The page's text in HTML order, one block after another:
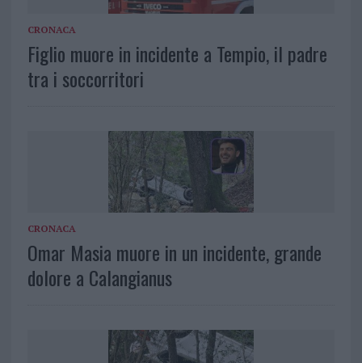
CRONACA
Figlio muore in incidente a Tempio, il padre
tra i soccorritori
CRONACA
Omar Masia muore in un incidente, grande
dolore a Calangianus